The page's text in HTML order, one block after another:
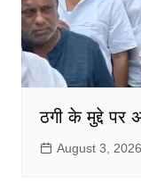
ठगी के मुद्दे पर
August 3, 2026